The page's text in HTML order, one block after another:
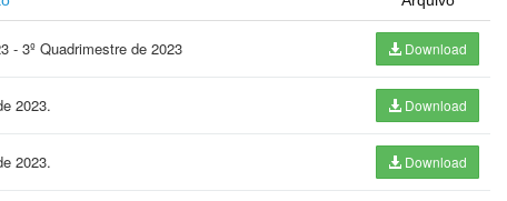
- 3º Quadrimestre de 2023 Download
2023. Download
2023. Download